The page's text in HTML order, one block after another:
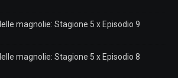
magnolie: Stagione 5 x Episodio 9
magnolie: Stagione 5 x Episodio 8